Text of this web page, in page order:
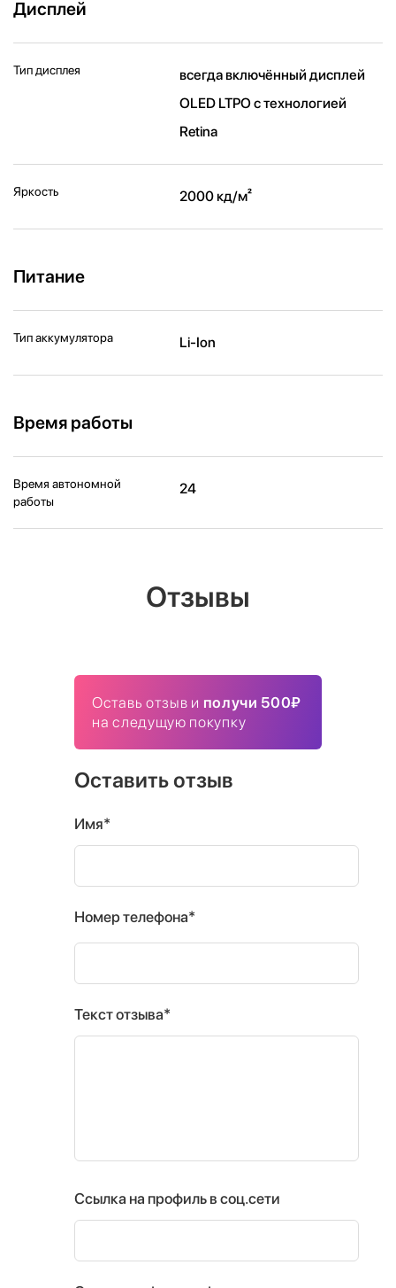
Дисплей
Тип дисплея
всегда включённый дисплей
OLED LTPO с технологией
Retina
Яркость 2000 кд/ м²
Питание
Тип аккумулятора Li-Ion
Время работы
Время автономной
работы
24
Отзывы
Оставь отзыв и получи 500₽
на следущую покупку
Оставить отзыв
Имя*
Номер телефона*
Текст отзыва*
Ссылка на профиль в соц.сети